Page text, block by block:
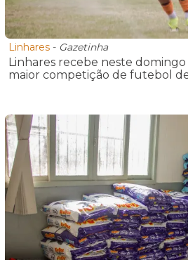
Linhares - Gazetinha
Linhares recebe neste
maior competição de futebol de